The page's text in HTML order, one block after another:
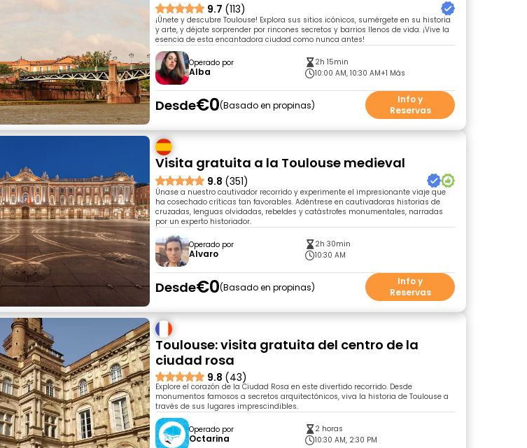
9.7 (113)
¡Únete y descubre Toulouse! Explora sus sitios icónicos, sumérgete en su historia
y arte, y déjate sorprender por rincones secretos y barrios llenos de vida. ¡Vive la
esencia de esta encantadora ciudad como nunca antes!
Operado por
Alba
2h 15min
10:00 AM, 10:30 AM+1 Más
Desde€0 Basado en propinas
Info y
Reservas
Visita gratuita a la Toulouse medieval
9.8 (351)
Únase a nuestro cautivador recorrido y experimente el impresionante viaje que
ha cosechado críticas tan favorables. Adéntrese en cautivadoras historias de
cruzadas, lenguas olvidadas, rebeldes y catástrofes monumentales, narradas
por un experto historiador.
Operado por
Alvaro
2h 30min
10:30 AM
Desde€0 Basado en propinas
Info y
Reservas
Toulouse: visita gratuita del centro de la
ciudad rosa
9.8 (43)
Explore el corazón de la Ciudad Rosa en este divertido recorrido. Desde
monumentos famosos a secretos arquitectónicos, viva la historia de Toulouse a
través de sus lugares imprescindibles.
Operado por
Octarina
2 horas
10:30 AM, 2:30 PM